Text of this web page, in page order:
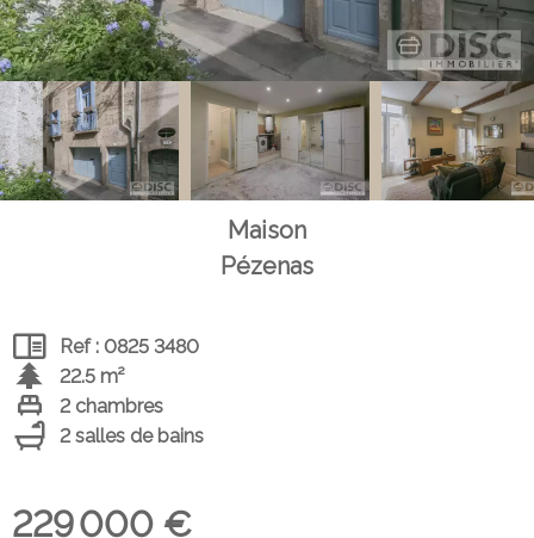
Maison
Pézenas
Ref : 0825 3480
22.5 m²
2 chambres
2 salles de bains
229 000 €